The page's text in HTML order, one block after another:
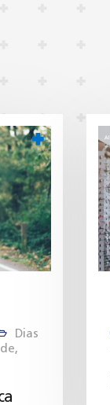
Dias
,